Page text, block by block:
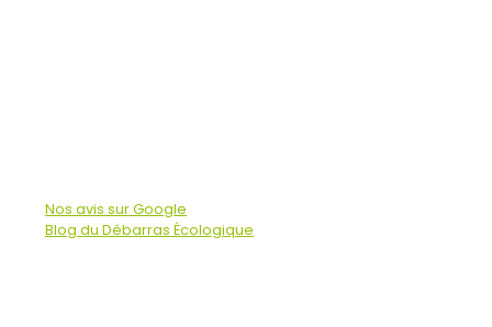
Nos avis sur Google
Blog du Débarras Écologique